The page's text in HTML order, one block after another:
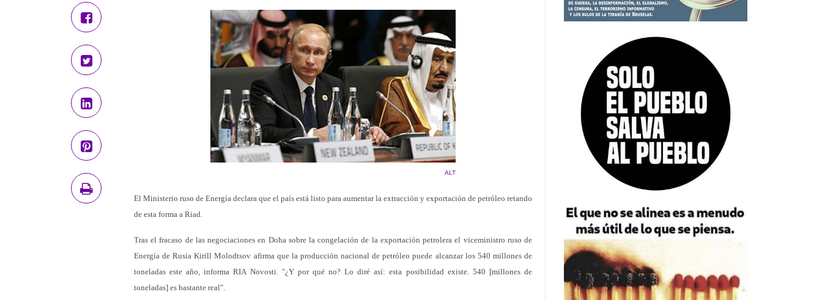
ALT
El Ministerio ruso de Energía declara que el país está listo para aumentar la extracción y exportación de petróleo retando
de esta forma a Riad.
Tras el fracaso de las negociaciones en Doha sobre la congelación de la exportación petrolera el viceministro ruso de
Energía de Rusia Kirill Molodtsov afirma que la producción nacional de petróleo puede alcanzar los 540 millones de
toneladas este año, informa RIA Novosti. "¿Y por qué no? Lo diré así: esta posibilidad existe. 540 [millones de
toneladas] es bastante real".